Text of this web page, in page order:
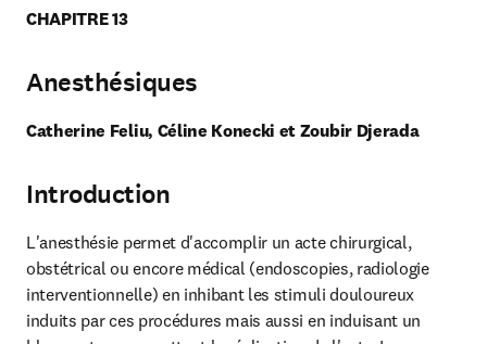
CHAPITRE 13
Anesthésiques
Catherine Feliu, Céline Konecki et Zoubir Djerada
Introduction
L'anesthésie permet d'accomplir un acte chirurgical,
obstétrical ou encore médical (endoscopies, radiologie
interventionnelle) en inhibant les stimuli douloureux
induits par ces procédures mais aussi en induisant un